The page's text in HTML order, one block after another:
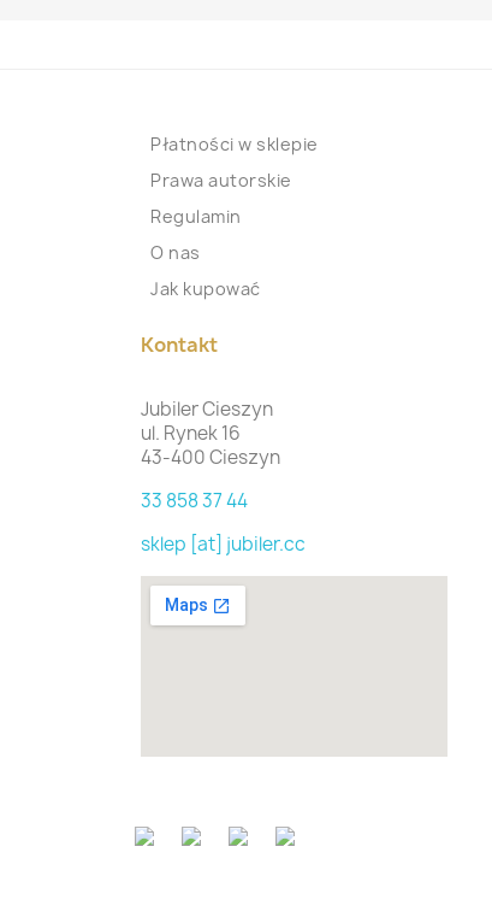
Płatności w sklepie
Prawa autorskie
Regulamin
O nas
Jak kupować
Kontakt
Jubiler Cieszyn
ul. Rynek 16
43-400 Cieszyn
33 858 37 44
sklep [at] jubiler.cc